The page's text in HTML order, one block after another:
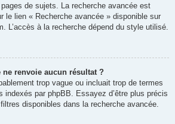
de sujets. La recherche avancée est
le lien « Recherche avancée » disponible sur
L’accès à la recherche dépend du style utilisé.
renvoie aucun résultat ?
trop vague ou incluait trop de termes
indexés par phpBB. Essayez d’être plus précis
disponibles dans la recherche avancée.